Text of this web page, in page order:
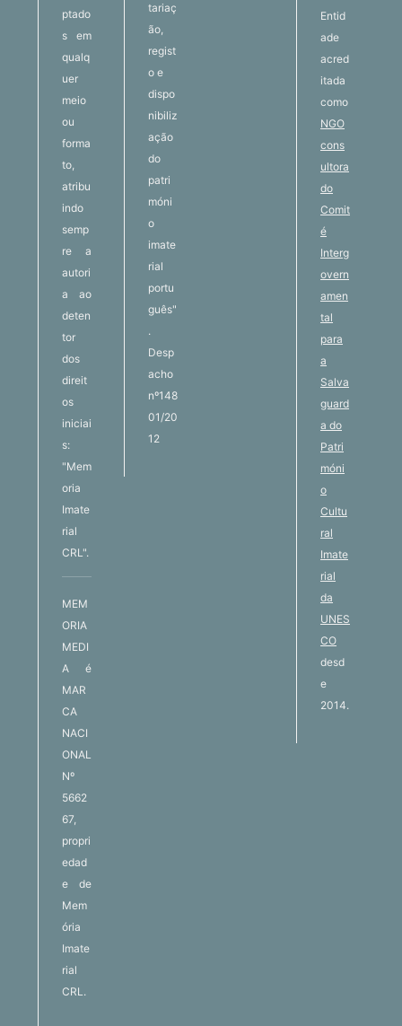
ptado
s em
qualq
uer
meio
ou
forma
to,
atribu
indo
semp
re a
autori
a ao
deten
tor
dos
direit
os
iniciai
s:
"Mem
oria
Imate
rial
CRL".
MEM
ORIA
MEDI
A é
MAR
CA
NACI
ONAL
Nº
5662
67,
propri
edad
e de
Mem
ória
Imate
rial
CRL.
tariaç
ão,
regist
o e
dispo
nibiliz
ação
do
patri
móni
o
imate
rial
portu
guês"
.
Desp
acho
nº148
01/20
12
Entid
ade
acred
itada
como
NGO
cons
ultora
do
Comit
é
Interg
overn
amen
tal
para
a
Salva
guard
a do
Patri
móni
o
Cultu
ral
Imate
rial
da
UNES
CO
desd
e
2014.